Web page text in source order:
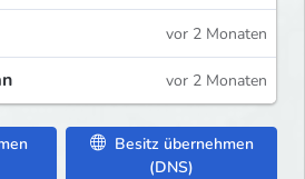
vor 2 Monaten
vor 2 Monaten
Besitz übernehmen
(DNS)